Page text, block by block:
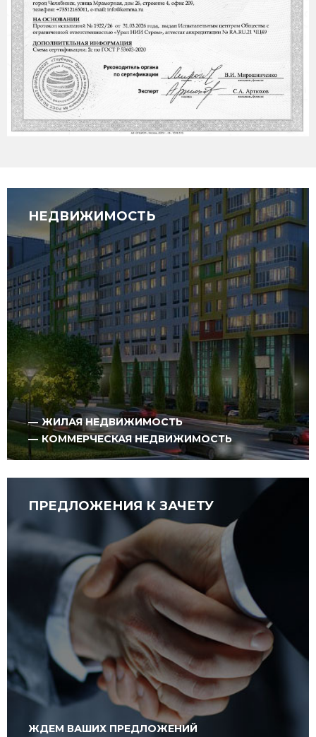
НЕДВИЖИМОСТЬ
ЖИЛАЯ НЕДВИЖИМОСТЬ
КОММЕРЧЕСКАЯ НЕДВИЖИМОСТЬ
ПРЕДЛОЖЕНИЯ К ЗАЧЕТУ
ЖДЕМ ВАШИХ ПРЕДЛОЖЕНИЙ